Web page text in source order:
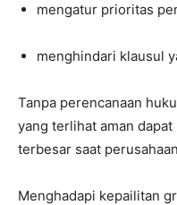
mengatur prioritas
menghindari klausul
Tanpa perencanaan
yang terlihat aman
terbesar saat
Menghadapi kepailitan